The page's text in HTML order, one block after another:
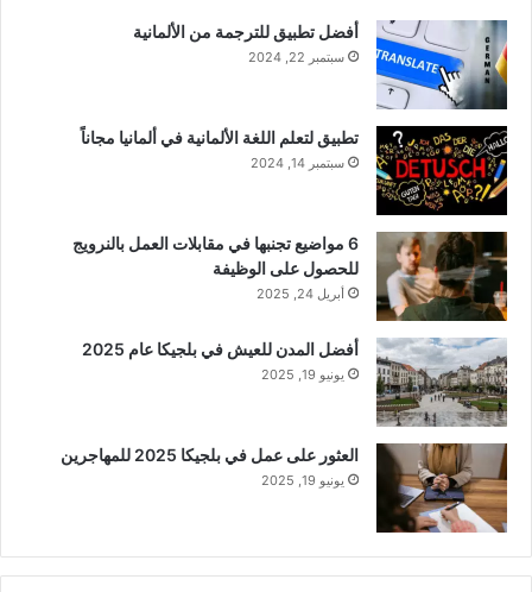
أفضل تطبيق للترجمة من الألمانية
سبتمبر 22, 2024
تطبيق لتعلم اللغة الألمانية في ألمانيا مجاناً
سبتمبر 14, 2024
6 مواضيع تجنبها في مقابلات العمل بالنرويج
للحصول على الوظيفة
أبريل 24, 2025
أفضل المدن للعيش في بلجيكا عام 2025
يونيو 19, 2025
العثور على عمل في بلجيكا 2025 للمهاجرين
يونيو 19, 2025